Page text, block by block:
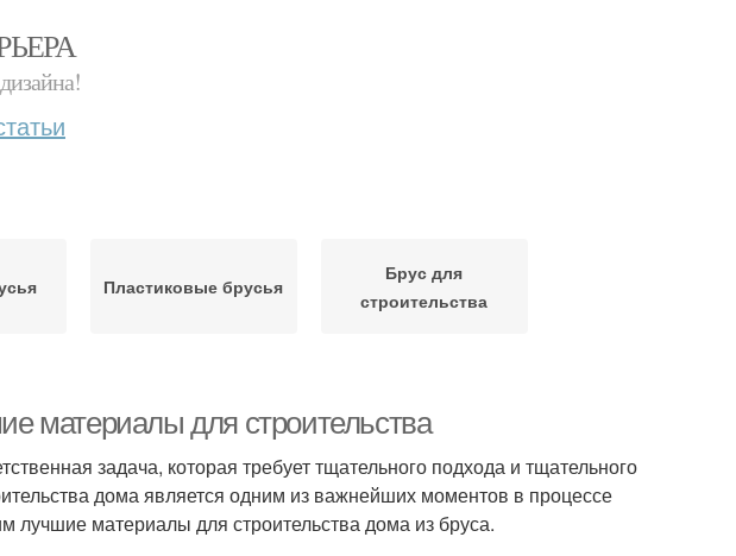
Пластиковые брусья
Брус для
строительства
материалы для строительства
задача, которая требует тщательного подхода и тщательного
дома является одним из важнейших моментов в процессе
лучшие материалы для строительства дома из бруса.